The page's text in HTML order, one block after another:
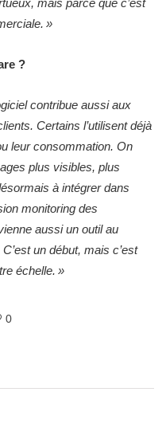
»
?
contribue aussi aux
Certains l’utilisent déjà
leur consommation. On
plus visibles, plus
à intégrer dans
monitoring des
aussi un outil au
un début, mais c’est
échelle. »
0